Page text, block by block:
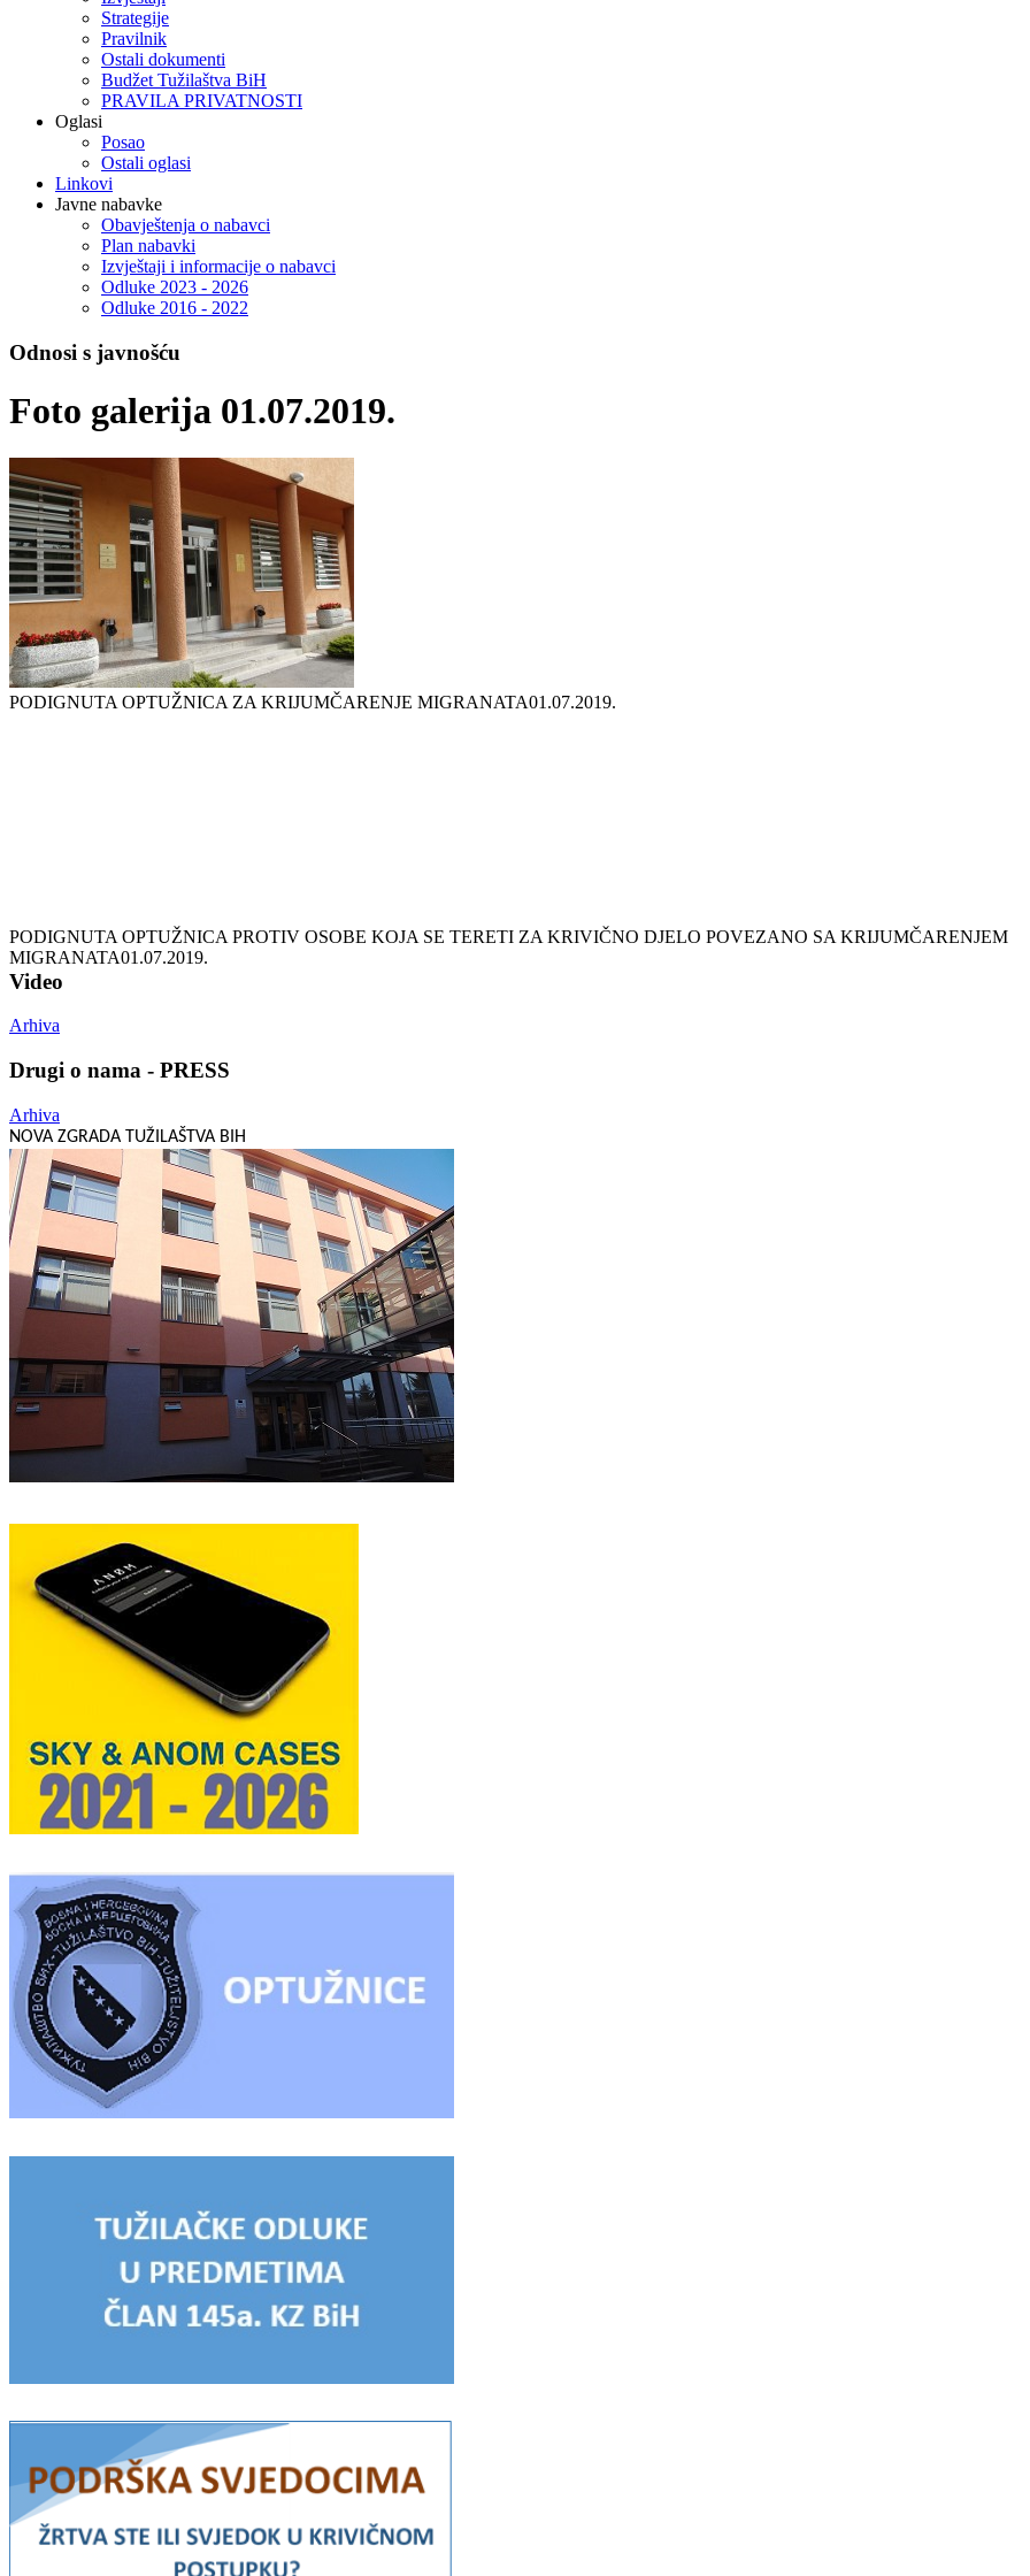
Strategije
Pravilnik
Ostali dokumenti
Budžet Tužilaštva BiH
PRAVILA PRIVATNOSTI
Oglasi
Posao
Ostali oglasi
Linkovi
Javne nabavke
Obavještenja o nabavci
Plan nabavki
Izvještaji i informacije o nabavci
Odluke 2023 - 2026
Odluke 2016 - 2022
Odnosi s javnošću
Foto galerija 01.07.2019.
PODIGNUTA OPTUŽNICA ZA KRIJUMČARENJE MIGRANATA01.07.2019.
PODIGNUTA OPTUŽNICA PROTIV OSOBE KOJA SE TERETI ZA KRIVIČNO DJELO POVEZANO SA KRIJUMČARENJEM
MIGRANATA01.07.2019.
Video
Arhiva
Drugi o nama - PRESS
Arhiva
NOVA ZGRADA TUŽILAŠTVA BIH